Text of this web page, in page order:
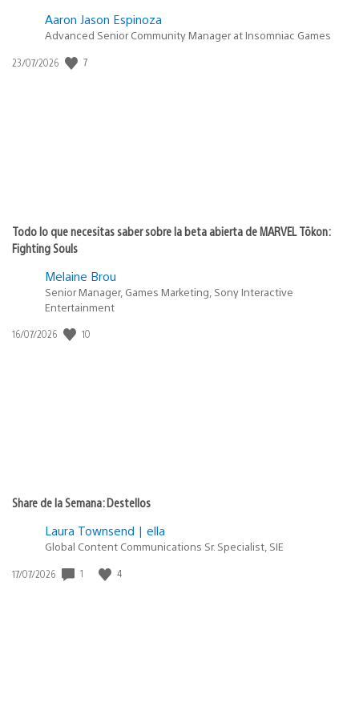
Aaron Jason Espinoza
Advanced Senior Community Manager at Insomniac Games
Fecha
23/07/2026 7
Todo lo que necesitas saber sobre la beta abierta de MARVEL Tōkon:
Fighting Souls
Melaine Brou
Senior Manager, Games Marketing, Sony Interactive
Entertainment
Fecha
16/07/2026 10
Share de la Semana: Destellos
Laura Townsend | ella
Global Content Communications Sr. Specialist, SIE
Fecha
17/07/2026 1 4